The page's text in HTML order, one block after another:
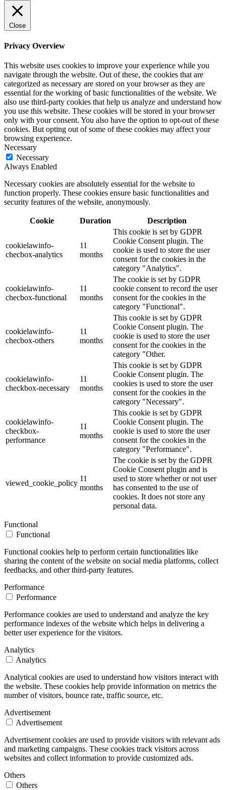
Close
Privacy Overview
This website uses cookies to improve your experience while you
navigate through the website. Out of these, the cookies that are
categorized as necessary are stored on your browser as they are
essential for the working of basic functionalities of the website. We
also use third-party cookies that help us analyze and understand how
you use this website. These cookies will be stored in your browser
only with your consent. You also have the option to opt-out of these
cookies. But opting out of some of these cookies may affect your
browsing experience.
Necessary
Necessary
Always Enabled
Necessary cookies are absolutely essential for the website to
function properly. These cookies ensure basic functionalities and
security features of the website, anonymously.
Cookie Duration Description
cookielawinfo-
checbox-analytics
11
months
This cookie is set by GDPR
Cookie Consent plugin. The
cookie is used to store the user
consent for the cookies in the
category "Analytics".
cookielawinfo-
checbox-functional
11
months
The cookie is set by GDPR
cookie consent to record the user
consent for the cookies in the
category "Functional".
cookielawinfo-
checbox-others
11
months
This cookie is set by GDPR
Cookie Consent plugin. The
cookie is used to store the user
consent for the cookies in the
category "Other.
cookielawinfo-
checkbox-necessary
11
months
This cookie is set by GDPR
Cookie Consent plugin. The
cookies is used to store the user
consent for the cookies in the
category "Necessary".
cookielawinfo-
checkbox-
performance
11
months
This cookie is set by GDPR
Cookie Consent plugin. The
cookie is used to store the user
consent for the cookies in the
category "Performance".
viewed_cookie_policy
11
months
The cookie is set by the GDPR
Cookie Consent plugin and is
used to store whether or not user
has consented to the use of
cookies. It does not store any
personal data.
Functional
Functional
Functional cookies help to perform certain functionalities like
sharing the content of the website on social media platforms, collect
feedbacks, and other third-party features.
Performance
Performance
Performance cookies are used to understand and analyze the key
performance indexes of the website which helps in delivering a
better user experience for the visitors.
Analytics
Analytics
Analytical cookies are used to understand how visitors interact with
the website. These cookies help provide information on metrics the
number of visitors, bounce rate, traffic source, etc.
Advertisement
Advertisement
Advertisement cookies are used to provide visitors with relevant ads
and marketing campaigns. These cookies track visitors across
websites and collect information to provide customized ads.
Others
Others